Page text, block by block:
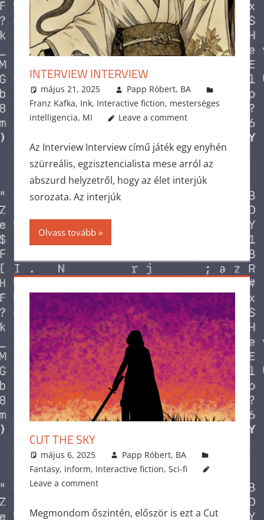
INTERVIEW INTERVIEW
május 21, 2025
Papp Róbert, BA
Franz Kafka, Ink, Interactive fiction, mesterséges
intelligencia, MI Leave a comment
Az Interview Interview című játék egy enyhén
szürreális, egzisztencialista mese arról az
abszurd helyzetről, hogy az élet interjúk
sorozata. Az interjúk
Olvass tovább
CUT THE SKY
május 6, 2025
Papp Róbert, BA
Fantasy, Inform, Interactive fiction, Sci-fi
Leave a comment
Megmondom őszintén, először is ezt a Cut